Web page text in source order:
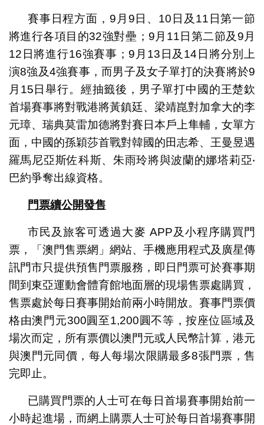
賽事日程方面，9月9日、10日及11日第一節
將進行各項目的32強對壘；9月11日第二節及9月
12日將進行16強賽事；9月13日及14日將分別上
演8強及4強賽事，而男子及女子單打的決賽將於9
月15日舉行。經抽籤後，男子單打中國的王楚欽
首場賽事將對戰港將黃鎮廷、梁靖崑對加拿大的李
元璋、瑞典莫雷加德將對賽日本戶上隼輔，女單方
面，中國的孫穎莎首戰對韓國的田志希、王曼昱遇
羅馬尼亞斯佐科斯、朱雨玲將與波蘭的娜塔莉亞‧
巴約爭奪出線資格。
門票續公開發售
市民及旅客可透過大麥 APP及小程序購買門
票，「澳門售票網」網站、手機應用程式及廣星傳
訊門市只提供預售門票服務，即日門票可於賽事期
間到東亞運動會體育館地面層的現場售票處購買，
售票處於每日賽事開始前兩小時開放。賽事門票價
格由澳門元300圓至1,200圓不等，按座位區域及
場次而定，所有票價以澳門元或人民幣計算，港元
與澳門元同價，每人每場次限購最多8張門票，售
完即止。
已購買門票的人士可在每日首場賽事開始前一
小時起進場，而網上購票人士可於每日首場賽事開